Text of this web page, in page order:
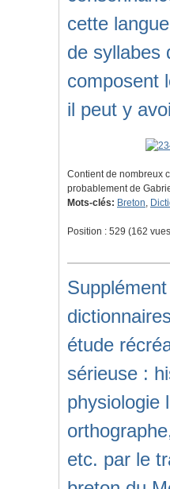
cette
de syllabes
composent
il peut y
Contient de nombreux
probablement de
Mots-clés: Breton,
Position : 529 (162
étude
sérieuse :
physiologie
etc. par le